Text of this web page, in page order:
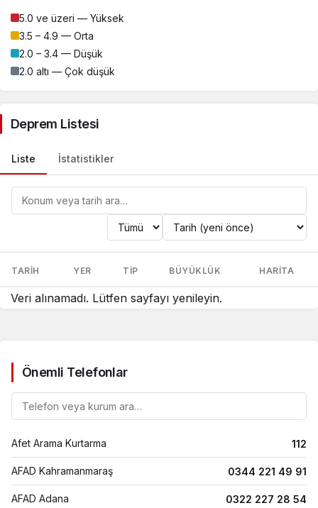
5.0 ve üzeri — Yüksek
3.5 – 4.9 — Orta
2.0 – 3.4 — Düşük
2.0 altı — Çok düşük
Deprem Listesi
Liste İstatistikler
tarihe
ara
Son
TARIH YER TIP BÜYÜKLÜK HARITA
Veri alınamadı. Lütfen sayfayı yenileyin.
Önemli Telefonlar
Telefon
listesinde
Afet Arama Kurtarma 112
AFAD Kahramanmaraş 0344 221 49 91
AFAD Adana 0322 227 28 54